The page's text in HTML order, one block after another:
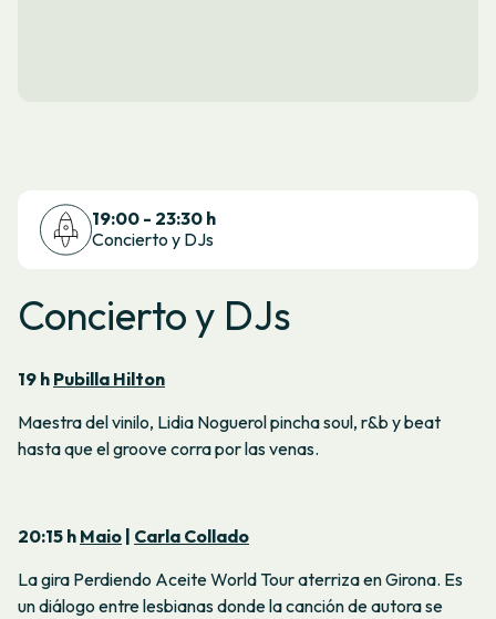
19:00 - 23:30 h
Concierto y DJs
Concierto y DJs
19 h Pubilla Hilton
Maestra del vinilo, Lidia Noguerol pincha soul, r&b y beat
hasta que el groove corra por las venas.
20:15 h Maio Carla Collado
La gira Perdiendo Aceite World Tour aterriza en Girona. Es
un diálogo entre lesbianas donde la canción de autora se